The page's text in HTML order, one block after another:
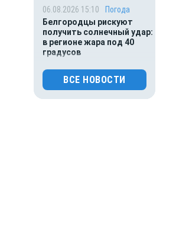
06.08.2026 15:10
Погода
Белгородцы рискуют
получить солнечный удар:
в регионе жара под 40
градусов
0
82
06.08.2026 14:02
Общество
ВСЕ НОВОСТИ